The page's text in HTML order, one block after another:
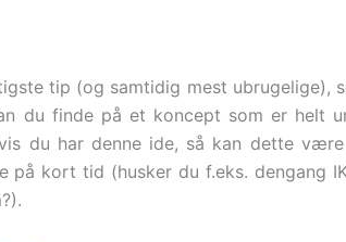
tip (og samtidig mest ubrugelige),
du finde på et koncept som er helt
du har denne ide, så kan dette
kort tid (husker du f.eks. dengang